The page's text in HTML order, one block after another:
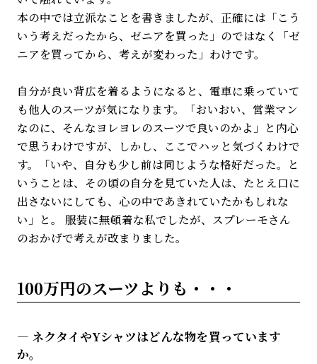
本の中では立派なことを書きましたが、正確には「こう
いう考えだったから、ゼニアを買った」のではなく「ゼ
ニアを買ってから、考えが変わった」わけです。
自分が良い背広を着るようになると、電車に乗っていて
も他人のスーツが気になります。「おいおい、営業マン
なのに、そんなヨレヨレのスーツで良いのかよ」と内心
で思うわけですが、しかし、ここでハッと気づくわけで
す。「いや、自分も少し前は同じような格好だった。と
いうことは、その頃の自分を見ていた人は、たとえ口に
出さないにしても、心の中であきれていたかもしれな
い」と。 服装に無頓着な私でしたが、スプレーモさん
のおかげで考えが改まりました。
100万円のスーツよりも・・・
ネクタイやYシャツはどんな物を買っています
か。